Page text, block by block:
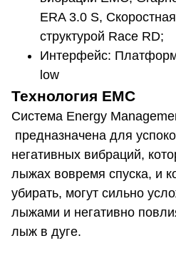
ERA 3.0 S,
структурой Race RD;
Интерфейс:
low
Технология EMC
Система Energy
предназначена для
негативных вибраций,
лыжах вовремя спуска, и
убирать, могут сильно
лыжами и негативно
лыж в дуге.